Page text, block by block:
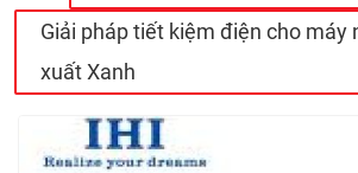
Giải pháp tiết kiệm điện cho máy
xuất Xanh